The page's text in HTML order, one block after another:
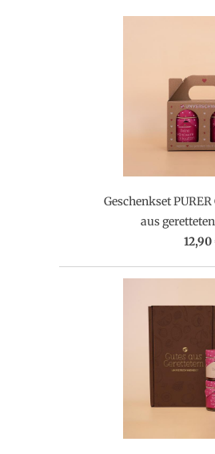
Geschenkset
aus
12,90